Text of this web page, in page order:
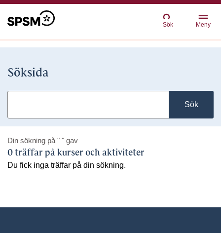
Sök Meny
Söksida
Sök
Din sökning på " " gav
0 träffar på kurser och aktiviteter
Du fick inga träffar på din sökning.